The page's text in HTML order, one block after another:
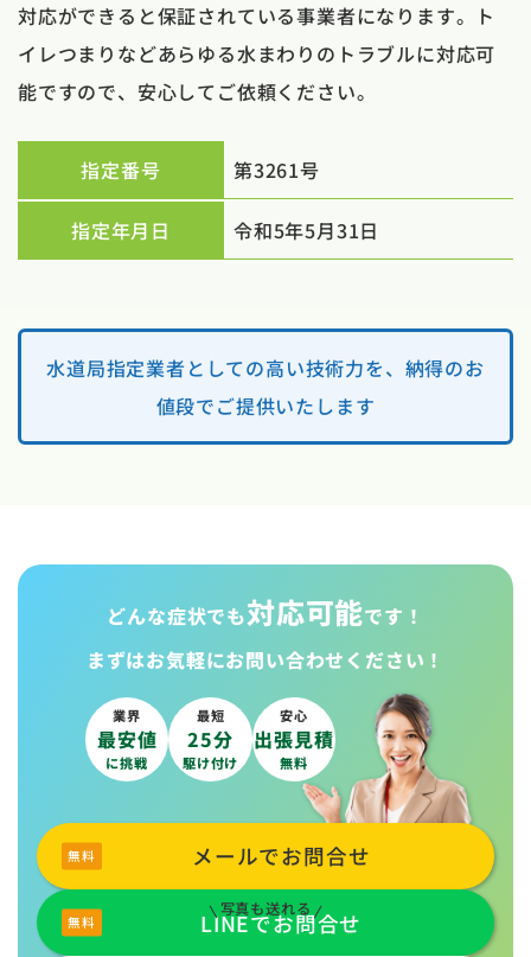
対応ができると保証されている事業者になります。ト
イレつまりなどあらゆる水まわりのトラブルに対応可
能ですので、安心してご依頼ください。
指定番号 第3261号
指定年月日 令和5年5月31日
水道局指定業者としての高い技術力を、納得のお
値段でご提供いたします
どんな症状でも対応可能です！
まずはお気軽にお問い合わせください！
業界
最安値
に挑戦
最短
25分
駆け付け
安心
出張見積
無料
メールでお問合せ
写真も送れる
LINEでお問合せ